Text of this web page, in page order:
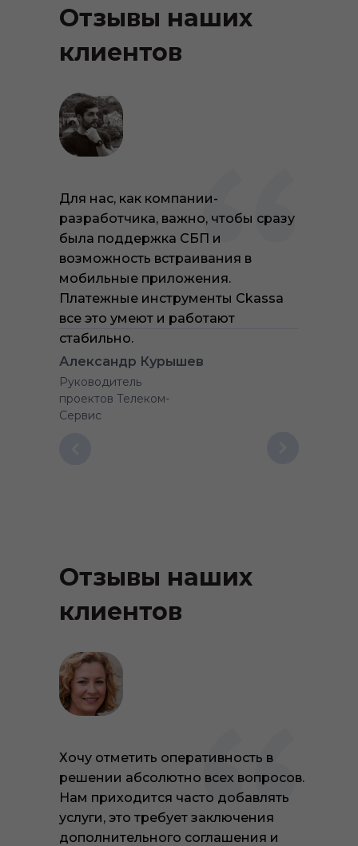
Отзывы наших
клиентов
Для нас, как компании-
разработчика, важно, чтобы сразу
была поддержка СБП и
возможность встраивания в
мобильные приложения.
Платежные инструменты Ckassa
все это умеют и работают
стабильно.
Александр Курышев
Руководитель
проектов Телеком-
Сервис
Отзывы наших
клиентов
Хочу отметить оперативность в
решении абсолютно всех вопросов.
Нам приходится часто добавлять
услуги, это требует заключения
дополнительного соглашения и